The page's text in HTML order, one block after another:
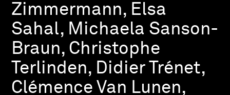
Zimmermann, Elsa
Sahal, Michaela Sanson-
Braun, Christophe
Terlinden, Didier Trénet,
Clémence Van Lunen,